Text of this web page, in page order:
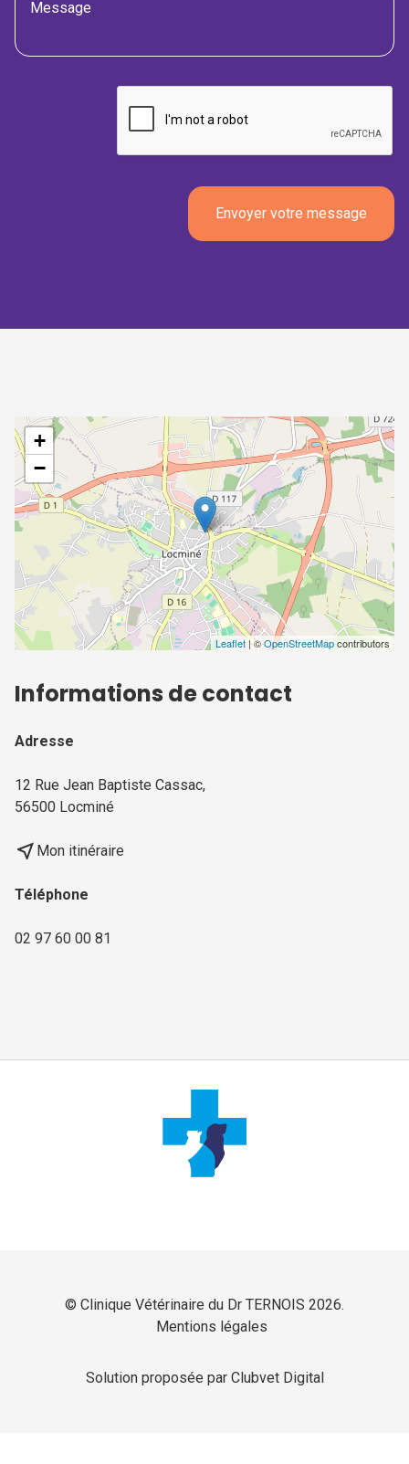
+
−
Leaflet| ©OpenStreetMapcontributors
Informations de contact
Adresse
12 Rue Jean Baptiste Cassac,
56500 Locminé
near_me Mon itinéraire
Téléphone
02 97 60 00 81
© Clinique Vétérinaire du Dr TERNOIS 2026.
Mentions légales
Solution proposée par Clubvet Digital